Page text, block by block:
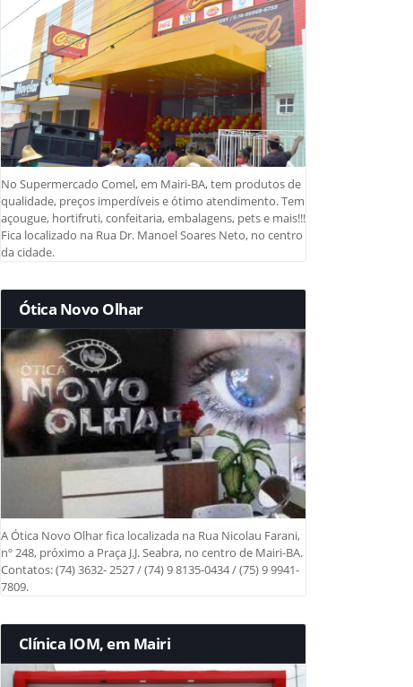
No Supermercado Comel, em Mairi-BA, tem produtos de
qualidade, preços imperdíveis e ótimo atendimento. Tem
açougue, hortifruti, confeitaria, embalagens, pets e mais!!!
Fica localizado na Rua Dr. Manoel Soares Neto, no centro
da cidade.
Ótica Novo Olhar
A Ótica Novo Olhar fica localizada na Rua Nicolau Farani,
nº 248, próximo a Praça J.J. Seabra, no centro de Mairi-BA.
Contatos: (74) 3632- 2527 / (74) 9 8135-0434 / (75) 9 9941-
7809.
Clínica IOM, em Mairi